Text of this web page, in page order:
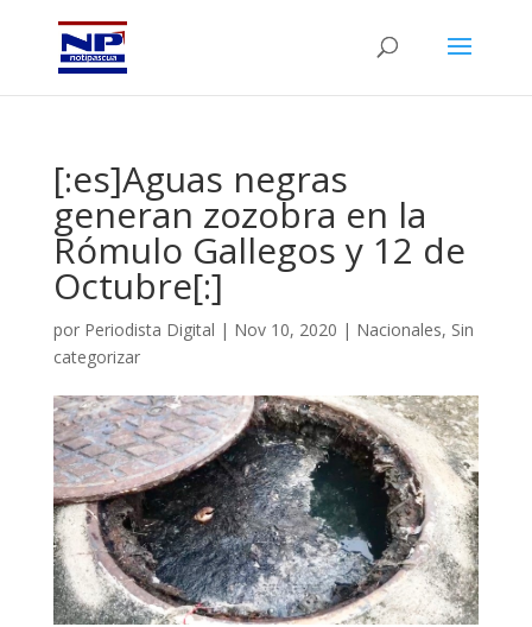
[:es]Aguas negras
generan zozobra en la
Rómulo Gallegos y 12 de
Octubre[:]
por Periodista Digital | Nov 10, 2020 | Nacionales, Sin
categorizar